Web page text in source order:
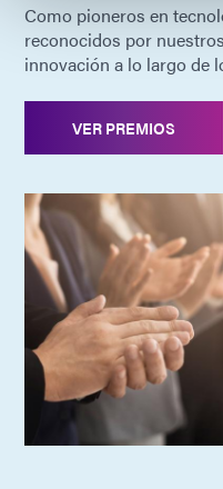
Como pioneros en
reconocidos por
innovación a lo largo de
VER PREMIOS